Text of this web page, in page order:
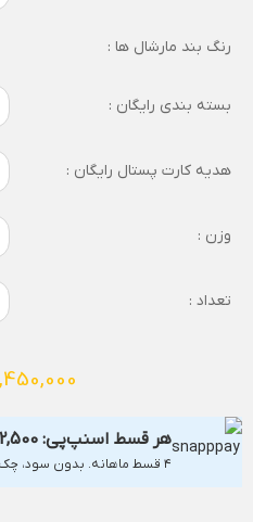
رنگ بند مارشال ها :
بسته بندی رایگان :
هدیه کارت پستال رایگان :
وزن :
تعداد :
هر قسط اسنپ‌پی:
۴ قسط ماهانه. بدون سود، چک و ضامن.